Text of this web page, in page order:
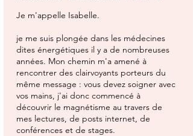
Je m'appelle Isabelle.
je me suis plongée dans les médecines
dites énergétiques il y a de nombreuses
années. Mon chemin m'a amené à
rencontrer des clairvoyants porteurs du
même message : vous devez soigner avec
vos mains, j'ai donc commencé à
découvrir le magnétisme au travers de
mes lectures, de posts internet, de
conférences et de stages.